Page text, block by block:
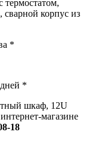
термостатом,
корпус из
*
*
шкаф, 12U
магазине
18